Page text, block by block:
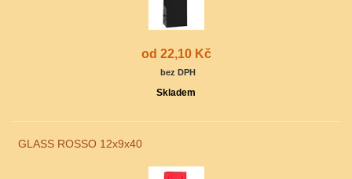
od 22,10 Kč
bez DPH
Skladem
GLASS ROSSO 12x9x40